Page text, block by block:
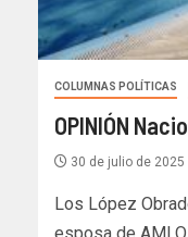
COLUMNAS POLÍTICAS
OPINIÓN
30 de julio de 2025
Los López